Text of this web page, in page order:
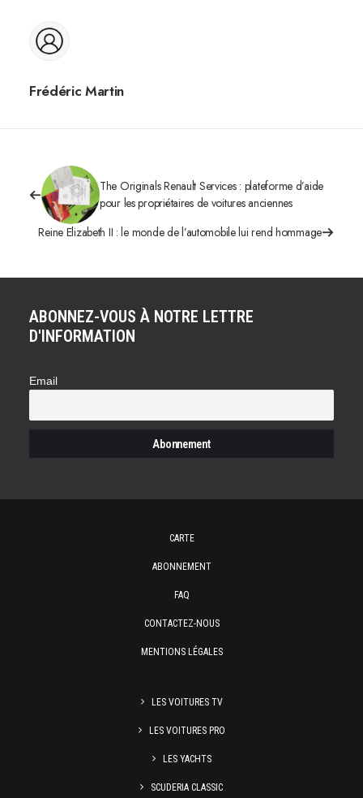
Frédéric Martin
The Originals Renault Services : plateforme d’aide
pour les propriétaires de voitures anciennes
Reine Elizabeth II : le monde de l’automobile lui rend hommage
ABONNEZ-VOUS À NOTRE LETTRE
D'INFORMATION
Email
CARTE
ABONNEMENT
FAQ
CONTACTEZ-NOUS
MENTIONS LÉGALES
LES VOITURES TV
LES VOITURES PRO
LES YACHTS
SCUDERIA CLASSIC